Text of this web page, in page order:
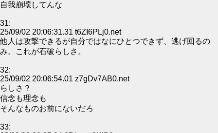
自我崩壊してんな
31:
25/09/02 20:06:31.31 t6ZI6PLj0.net
他人は攻撃できるが自分ではなにひとつできず、逃げ回るの
み。これが石破らしさ。
32:
25/09/02 20:06:54.01 z7gDv7AB0.net
らしさ？
信念も理念も
そんなものお前にないだろ
33: